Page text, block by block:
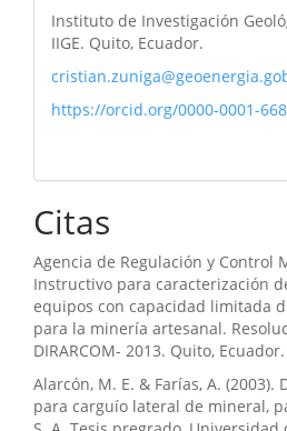
Instituto de Investigación
IIGE. Quito, Ecuador.
https://orcid.org/0000-0001-
Citas
Agencia de Regulación y Control
Instructivo para caracterización
equipos con capacidad limitada
para la minería artesanal.
DIRARCOM- 2013. Quito, Ecuador.
Alarcón, M. E. & Farías, A. (2003).
para carguío lateral de mineral,